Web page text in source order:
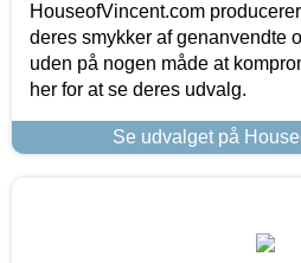
HouseofVincent.com
deres smykker af genanvendte
uden på nogen måde at
her for at se deres udvalg.
Se udvalget på